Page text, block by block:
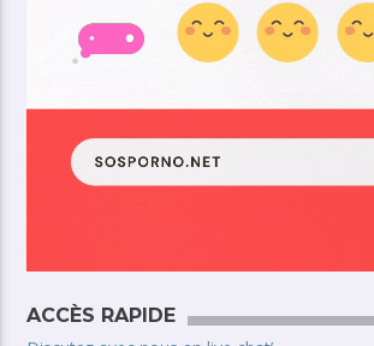
ACCÈS RAPIDE